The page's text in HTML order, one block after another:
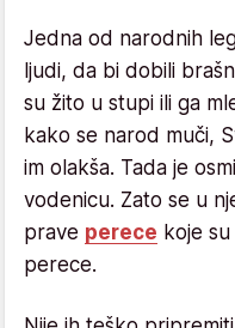
Jedna od narodnih
ljudi, da bi dobili
su žito u stupi ili ga
kako se narod muči,
im olakša. Tada je
vodenicu. Zato se u
prave perece koje
perece.